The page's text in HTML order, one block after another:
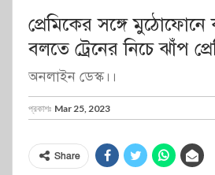
প্রেমিকের সঙ্গে
বলতে ট্রেনের নিচে ঝাঁপ
অনলাইন ডেস্ক।।
প্রকাশঃ Mar 25, 2023
Share